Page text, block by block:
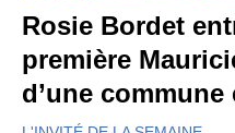
Rosie Bordet
première
d’une commune